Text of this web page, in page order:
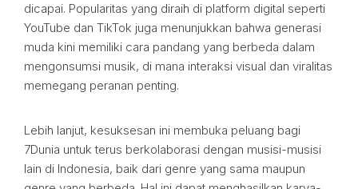
dicapai. Popularitas yang diraih di platform digital seperti
YouTube dan TikTok juga menunjukkan bahwa generasi
muda kini memiliki cara pandang yang berbeda dalam
mengonsumsi musik, di mana interaksi visual dan viralitas
memegang peranan penting.
Lebih lanjut, kesuksesan ini membuka peluang bagi
7Dunia untuk terus berkolaborasi dengan musisi-musisi
lain di Indonesia, baik dari genre yang sama maupun